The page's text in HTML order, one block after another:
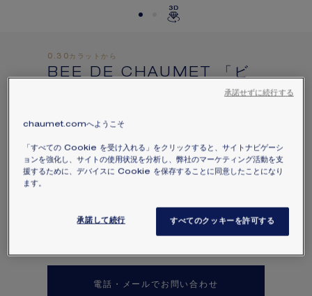
0.30カラットから
BEE DE CHAUMET 「ビ
ー ドゥ ショーメ」コレクシ
（0.5CT）
価格は​お問い合わせください
ンドをセットしたBee de Chaumet 「ビー ドゥ
ショーメ」コレクション ソリテールリング。
電話・メールでお問い合わせ
chaumet.comへようこそ
「すべての Cookie を受け入れる」をクリックすると、サイトナビゲーシ
ョンを強化し、サイトの使用状況を分析し、弊社のマーケティング活動を支
援するために、デバイスに Cookie を保存することに同意したことになり
ます。
承諾して続行 すべてのクッキーを許可する
承諾せずに続行する